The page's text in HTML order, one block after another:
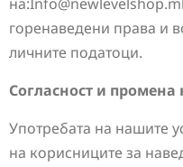
горенаведени права и
личните податоци.
Согласност и промена
Употребата на нашите
на корисниците за